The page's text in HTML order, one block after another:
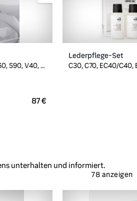
S90, V40, ...
87 €
Lederpflege-Set
C30, C70, EC40/C40,
unterhalten und informiert.
78 anzeigen